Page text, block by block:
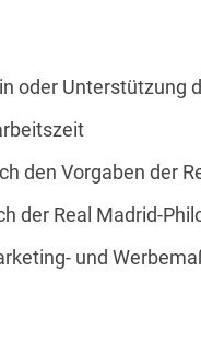
oder Unterstützung
den Vorgaben der
der Real Madrid-
und